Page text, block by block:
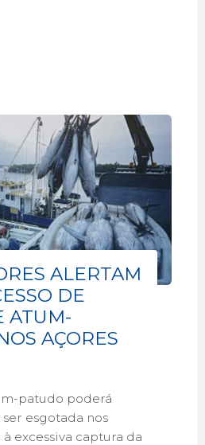
ALERTAM
DE
ATUM-
AÇORES
patudo poderá
esgotada nos
excessiva captura da